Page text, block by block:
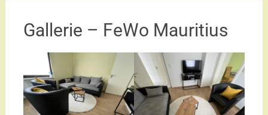
Gallerie – FeWo Mauritius